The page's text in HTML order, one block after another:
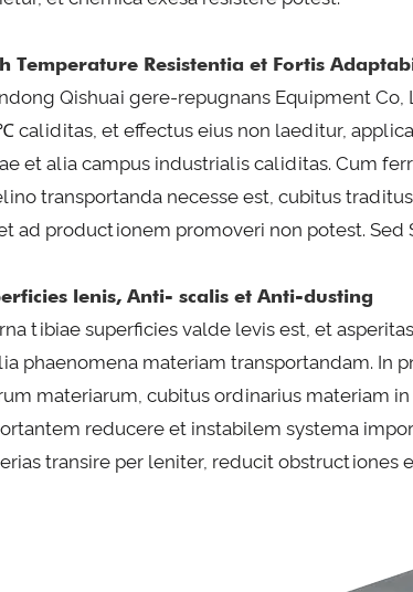
Temperature Resistentia et Fortis
Qishuai gere-repugnans Equipment
caliditas, et effectus eius non laeditur,
et alia campus industrialis caliditas. Cum
transportanda necesse est, cubitus
ad productionem promoveri non potest. Sed
lenis, Anti- scalis et Anti-dusting
tibiae superficies valde levis est, et
phaenomena materiam transportandam. In
materiarum, cubitus ordinarius materiam
reducere et instabilem systema
transire per leniter, reducit obstructiones